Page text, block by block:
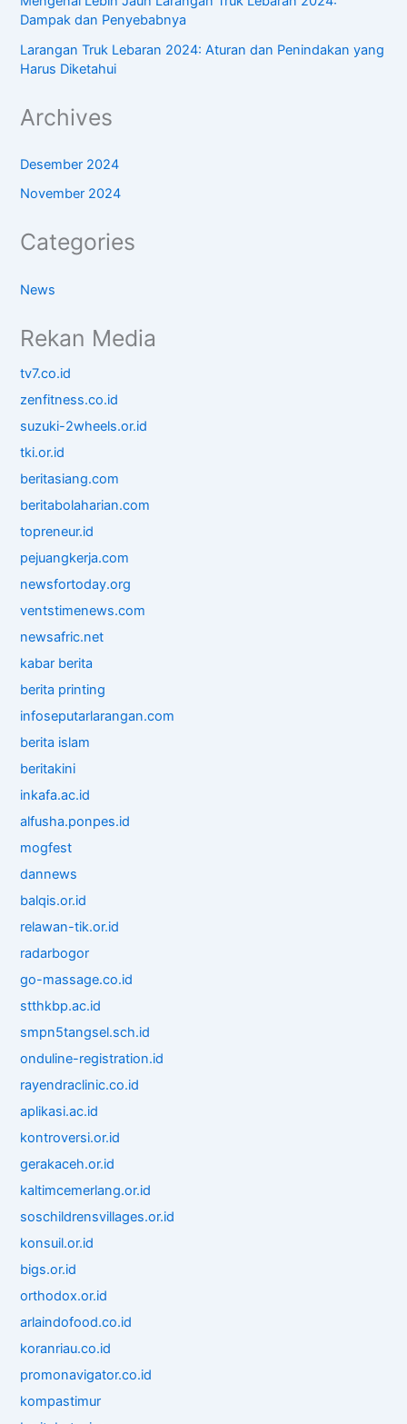
Dampak dan Penyebabnya
Larangan Truk Lebaran 2024: Aturan dan Penindakan yang
Harus Diketahui
Archives
Desember 2024
November 2024
Categories
News
Rekan Media
tv7.co.id
zenfitness.co.id
suzuki-2wheels.or.id
tki.or.id
beritasiang.com
beritabolaharian.com
topreneur.id
pejuangkerja.com
newsfortoday.org
ventstimenews.com
newsafric.net
kabar berita
berita printing
infoseputarlarangan.com
berita islam
beritakini
inkafa.ac.id
alfusha.ponpes.id
mogfest
dannews
balqis.or.id
relawan-tik.or.id
radarbogor
go-massage.co.id
stthkbp.ac.id
smpn5tangsel.sch.id
onduline-registration.id
rayendraclinic.co.id
aplikasi.ac.id
kontroversi.or.id
gerakaceh.or.id
kaltimcemerlang.or.id
soschildrensvillages.or.id
konsuil.or.id
bigs.or.id
orthodox.or.id
arlaindofood.co.id
koranriau.co.id
promonavigator.co.id
kompastimur